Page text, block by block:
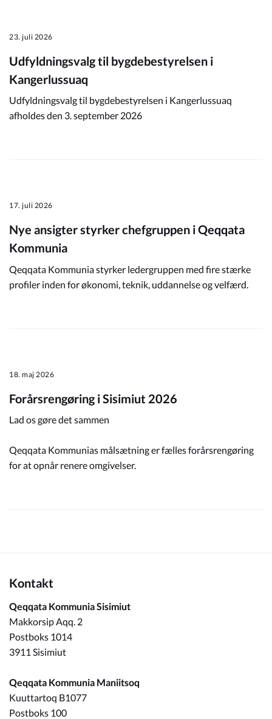
23. juli 2026
Udfyldningsvalg til bygdebestyrelsen i
Kangerlussuaq
Udfyldningsvalg til bygdebestyrelsen i Kangerlussuaq
afholdes den 3. september 2026
17. juli 2026
Nye ansigter styrker chefgruppen i Qeqqata
Kommunia
Qeqqata Kommunia styrker ledergruppen med fire stærke
profiler inden for økonomi, teknik, uddannelse og velfærd.
18. maj 2026
Forårsrengøring i Sisimiut 2026
Lad os gøre det sammen
Qeqqata Kommunias målsætning er fælles forårsrengøring
for at opnår renere omgivelser.
Kontakt
Qeqqata Kommunia Sisimiut
Makkorsip Aqq. 2
Postboks 1014
3911 Sisimiut
Qeqqata Kommunia Maniitsoq
Kuuttartoq B1077
Postboks 100